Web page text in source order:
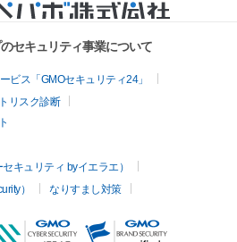
セキュリティ事業について
ビス「GMOセキュリティ24」
リスク診断
キュリティ byイエラエ）
）
なりすまし対策